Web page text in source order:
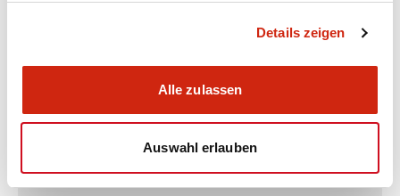
Details zeigen
Alle zulassen
Auswahl erlauben